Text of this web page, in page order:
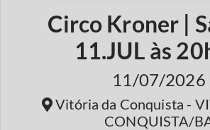
Circo Kroner |
11.JUL às
11/07/2026
Vitória da Conquista -
CONQUISTA/